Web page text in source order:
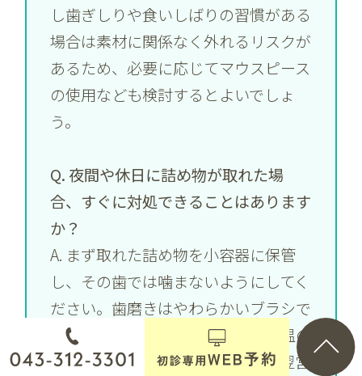
し歯ぎしりや食いしばりの習慣がある
場合は素材に関係なく外れるリスクが
あるため、必要に応じてマウスピース
の使用なども検討するとよいでしょ
う。
Q. 夜間や休日に詰め物が取れた場
合、すぐに対処できることはあります
か？
A. まず取れた詰め物を小容器に保管
し、その歯では噛まないようにしてく
ださい。歯磨きはやわらかいブラシで
やさしく行い、食事は反対側で常温の
やわらかいものを選びましょう。翌営